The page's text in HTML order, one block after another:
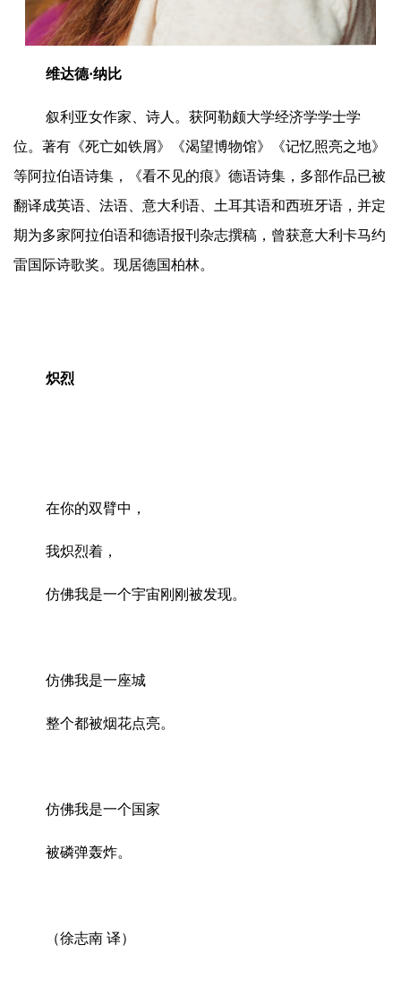
维达德·纳比
叙利亚女作家、诗人。获阿勒颇大学经济学学士学
位。著有《死亡如铁屑》《渴望博物馆》《记忆照亮之地》
等阿拉伯语诗集，《看不见的痕》德语诗集，多部作品已被
翻译成英语、法语、意大利语、土耳其语和西班牙语，并定
期为多家阿拉伯语和德语报刊杂志撰稿，曾获意大利卡马约
雷国际诗歌奖。现居德国柏林。
炽烈
在你的双臂中，
我炽烈着，
仿佛我是一个宇宙刚刚被发现。
仿佛我是一座城
整个都被烟花点亮。
仿佛我是一个国家
被磷弹轰炸。
（徐志南 译）